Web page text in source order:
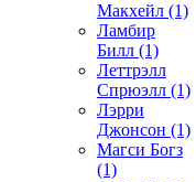
Макхейл (1)
Ламбир
Билл (1)
Леттрэлл
Спрюэлл (1)
Лэрри
Джонсон (1)
Магси Богз
(1)